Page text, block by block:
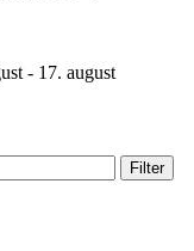
- 17. august
Filter